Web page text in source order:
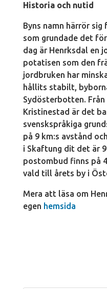
Historia och nutid
Byns namn härrör sig
som grundade det
dag är Henrksdal en
potatisen som den
jordbruken har
hållits stabilt,
Sydösterbotten.
Kristinestad är det
svenskspråkiga
på 9 km:s avstånd
i Skaftung dit det är
postombud finns på
vald till årets by i
Mera att läsa om
egen hemsida